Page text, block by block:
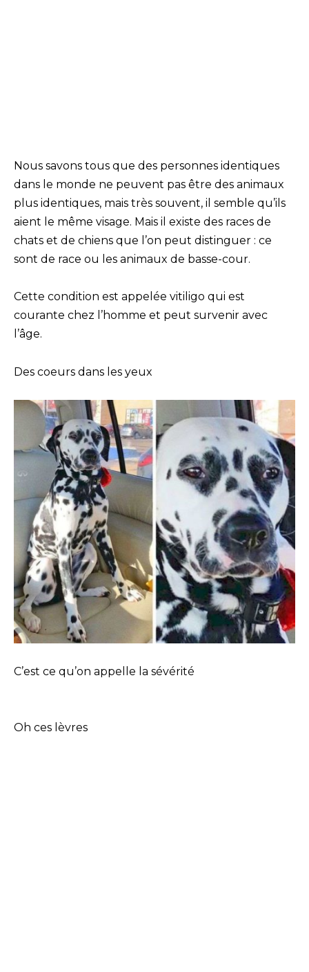
Nous savons tous que des personnes identiques
dans le monde ne peuvent pas être des animaux
plus identiques, mais très souvent, il semble qu’ils
aient le même visage. Mais il existe des races de
chats et de chiens que l’on peut distinguer : ce
sont de race ou les animaux de basse-cour.
Cette condition est appelée vitiligo qui est
courante chez l’homme et peut survenir avec
l’âge.
Des coeurs dans les yeux
C’est ce qu’on appelle la sévérité
Oh ces lèvres